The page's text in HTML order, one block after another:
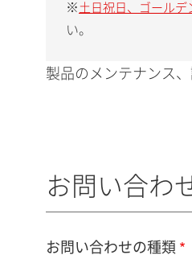
※ 土日祝日、ゴール
い。
製品のメンテナンス
お問い合わ
お問い合わせの種類